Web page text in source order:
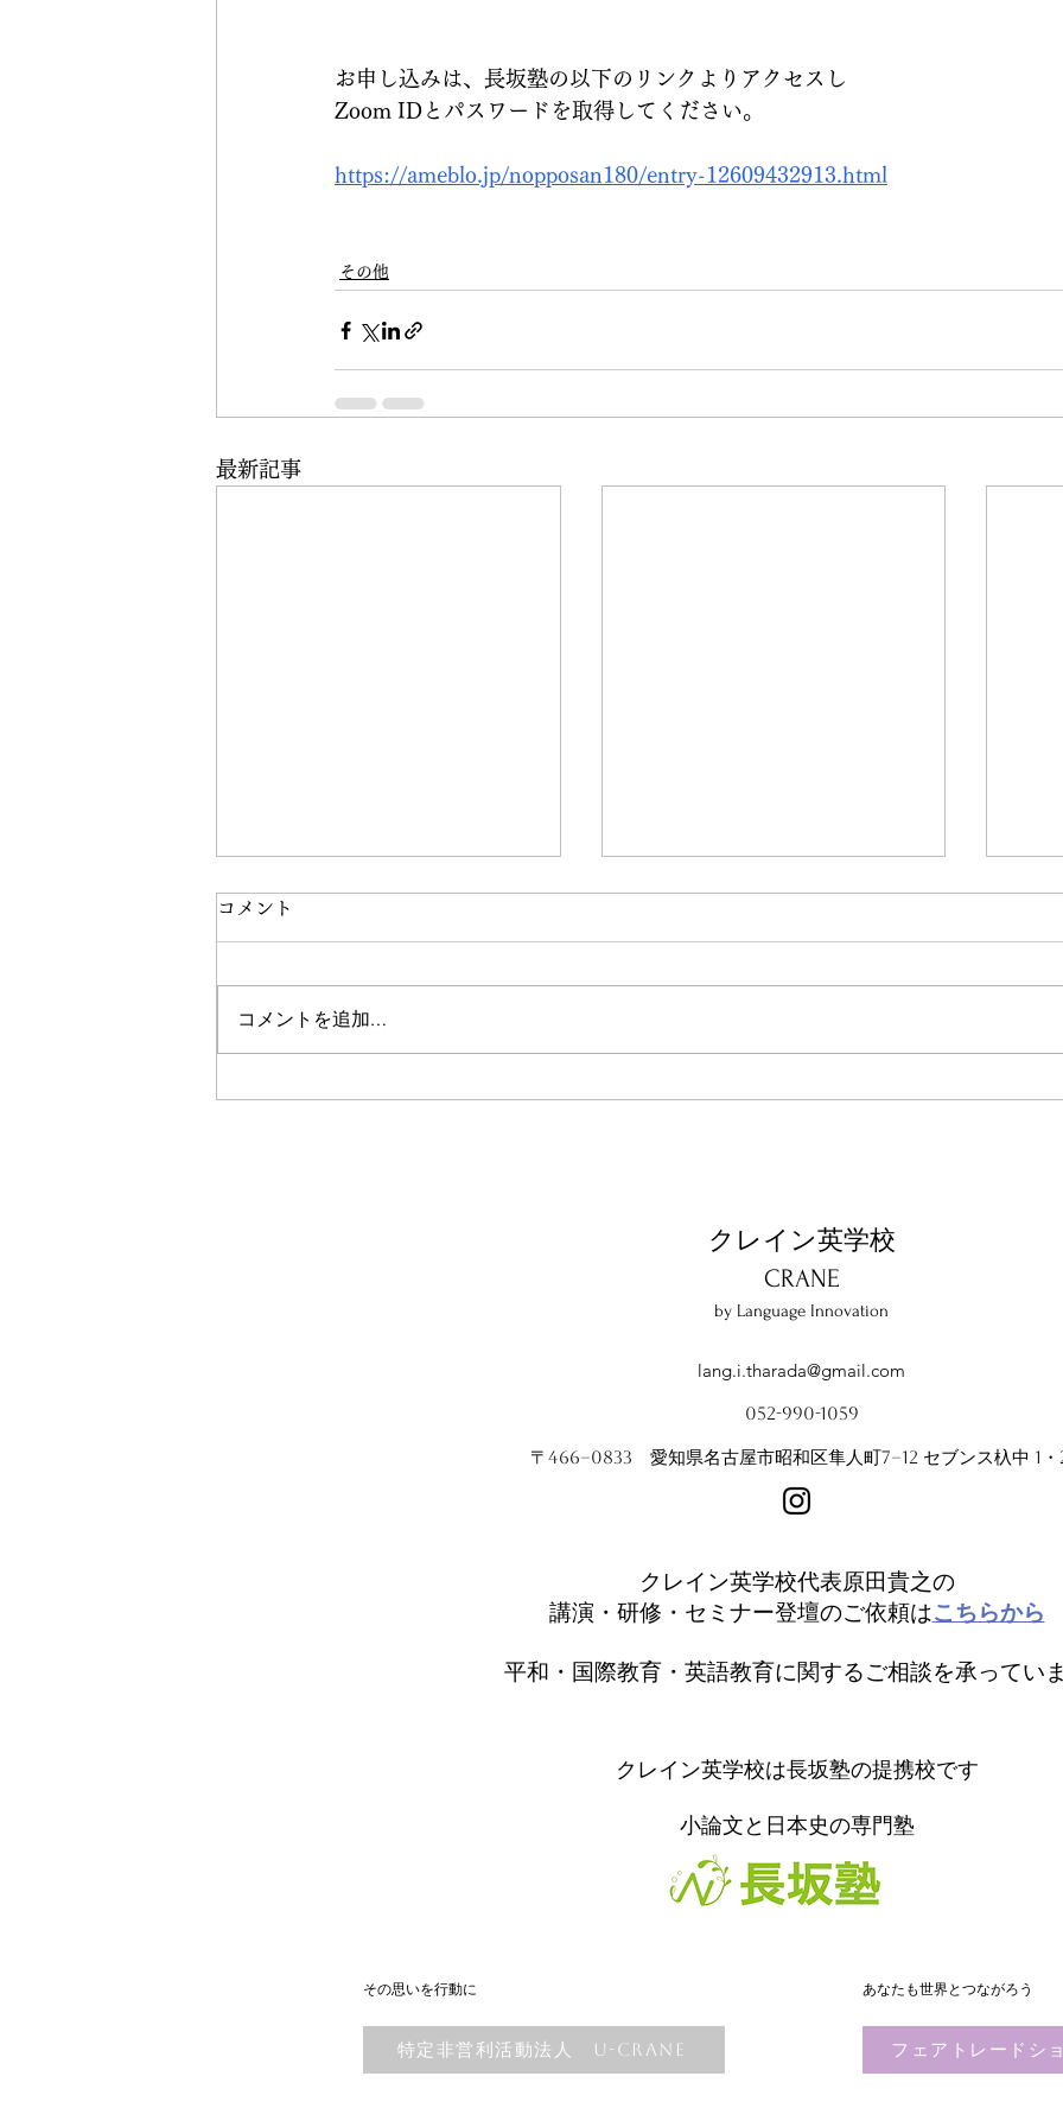
お申し込みは、長坂塾の以下のリンクよりアクセスし
Zoom IDとパスワードを取得してください。
https://ameblo.jp/nopposan180/entry-12609432913.html
その他
最新記事
2025年度クレインの通知表〜
り始める」
コメント
コメントを追加…
クレイン英学校
​CRANE
by Language Innovation
lang.i.tharada@gmail.com
052-990-1059
〒466−0833 愛知県名古屋市昭和区隼人町7−12 セブンス杁中 1・
クレイン英学校代表原田貴之の
講演・研修・セミナー登壇のご依頼はこちらから
平和・国際教育・英語教育に関するご相談を承ってい
クレイン英学校は長坂塾の提携校です
小論文と日本史の専門塾
​その思いを行動に
特定非営利活動法人 U-CRANE
あなたも世界とつながろう
フェアトレード